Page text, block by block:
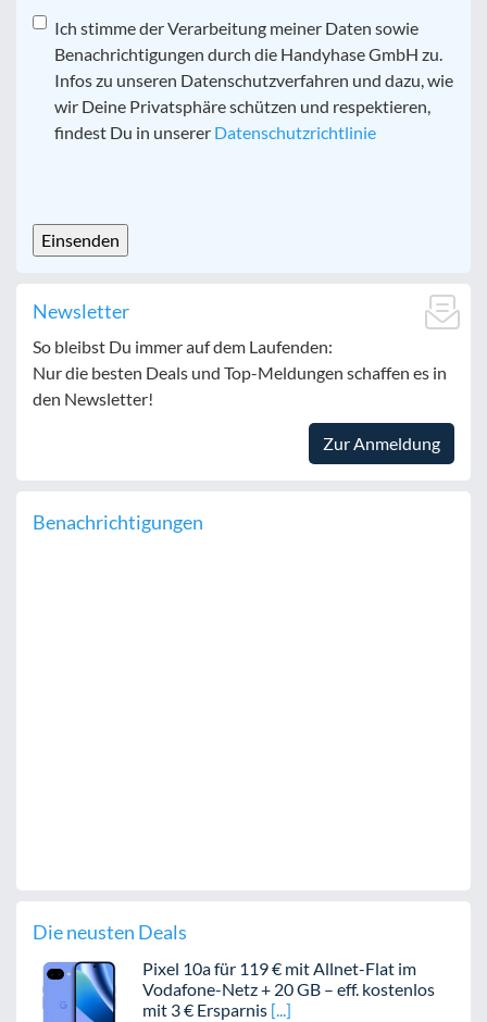
Datenschutz*
Ich stimme der Verarbeitung meiner Daten sowie
Benachrichtigungen durch die Handyhase GmbH zu.
Infos zu unseren Datenschutzverfahren und dazu, wie
wir Deine Privatsphäre schützen und respektieren,
findest Du in unserer Datenschutzrichtlinie
Newsletter
So bleibst Du immer auf dem Laufenden:
Nur die besten Deals und Top-Meldungen schaffen es in
den Newsletter!
Zur Anmeldung
Benachrichtigungen
Die neusten Deals
Pixel 10a für 119 € mit Allnet-Flat im
Vodafone-Netz + 20 GB – eff. kostenlos
mit 3 € Ersparnis